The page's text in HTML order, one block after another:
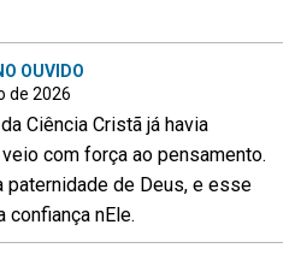
OUVIDO
de 2026
Ciência Cristã já havia
com força ao pensamento.
paternidade de Deus, e esse
confiança nEle.